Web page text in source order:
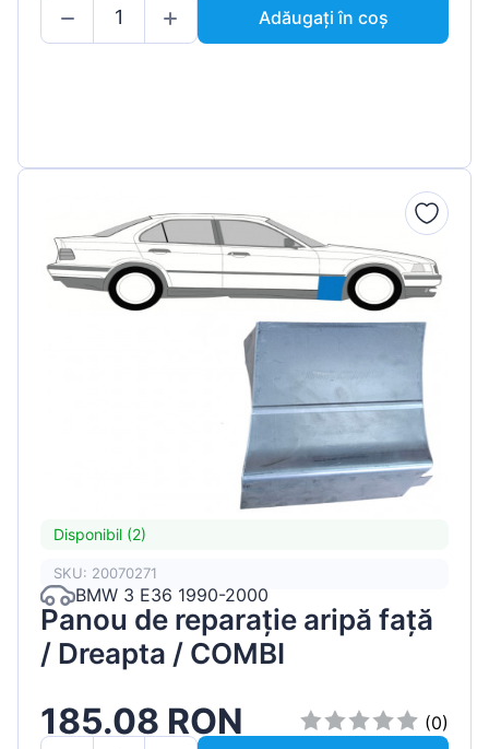
Adăugați în coș
Disponibil (2)
SKU: 20070271
BMW 3 E36 1990-2000
Panou de reparație aripă față
/ Dreapta / COMBI
185.08 RON
(0)